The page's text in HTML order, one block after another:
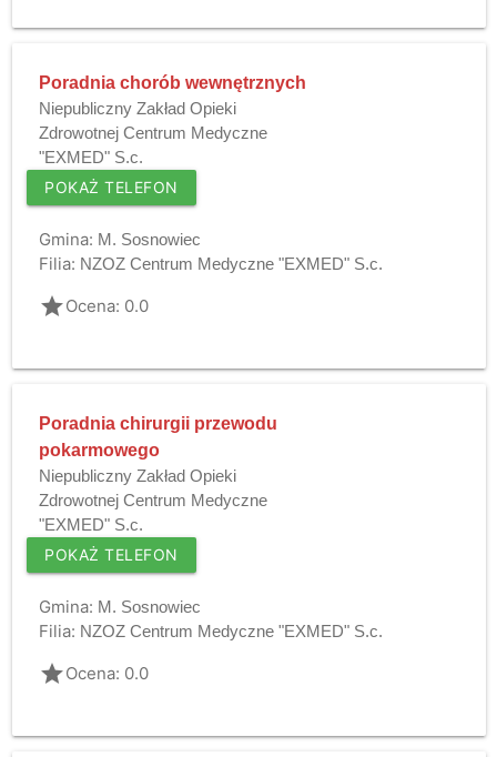
Poradnia chorób wewnętrznych
Niepubliczny Zakład Opieki
Zdrowotnej Centrum Medyczne
"EXMED" S.c.
POKAŻ TELEFON
Gmina: M. Sosnowiec
Filia: NZOZ Centrum Medyczne "EXMED" S.c.
gradeOcena: 0.0
Poradnia chirurgii przewodu
pokarmowego
Niepubliczny Zakład Opieki
Zdrowotnej Centrum Medyczne
"EXMED" S.c.
POKAŻ TELEFON
Gmina: M. Sosnowiec
Filia: NZOZ Centrum Medyczne "EXMED" S.c.
gradeOcena: 0.0